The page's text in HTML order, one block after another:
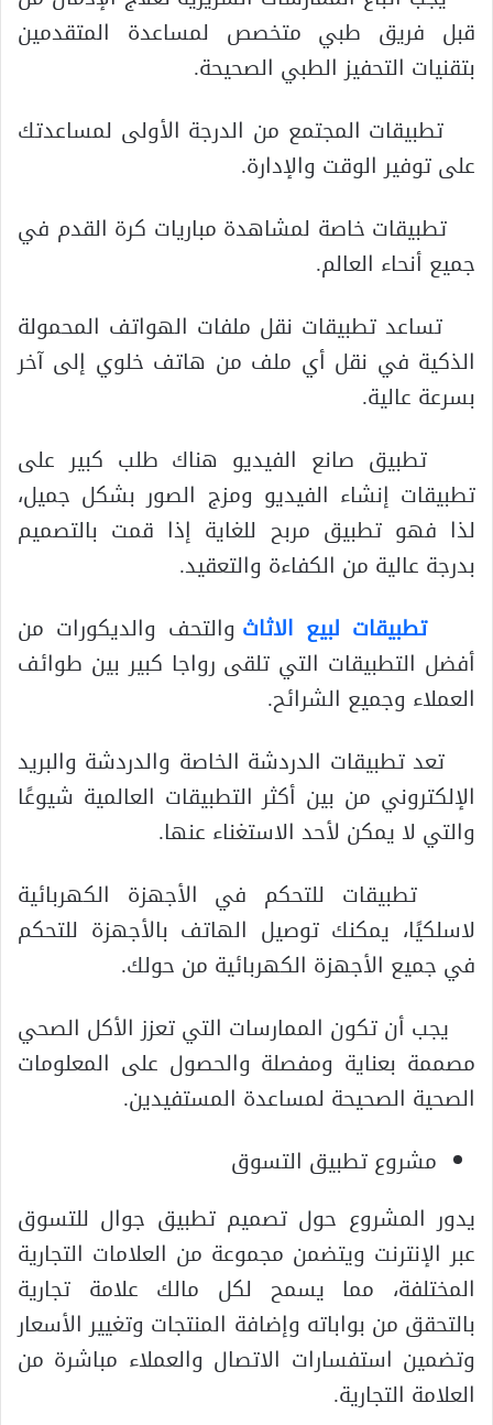
قبل فريق طبي متخصص لمساعدة المتقدمين
بتقنيات التحفيز الطبي الصحيحة.
تطبيقات المجتمع من الدرجة الأولى لمساعدتك
على توفير الوقت والإدارة.
تطبيقات خاصة لمشاهدة مباريات كرة القدم في
جميع أنحاء العالم.
تساعد تطبيقات نقل ملفات الهواتف المحمولة
الذكية في نقل أي ملف من هاتف خلوي إلى آخر
بسرعة عالية.
تطبيق صانع الفيديو هناك طلب كبير على
تطبيقات إنشاء الفيديو ومزج الصور بشكل جميل،
لذا فهو تطبيق مربح للغاية إذا قمت بالتصميم
بدرجة عالية من الكفاءة والتعقيد.
تطبيقات لبيع الاثاث والتحف والديكورات من
أفضل التطبيقات التي تلقى رواجا كبير بين طوائف
العملاء وجميع الشرائح.
تعد تطبيقات الدردشة الخاصة والدردشة والبريد
الإلكتروني من بين أكثر التطبيقات العالمية شيوعًا
والتي لا يمكن لأحد الاستغناء عنها.
تطبيقات للتحكم في الأجهزة الكهربائية
لاسلكيًا، يمكنك توصيل الهاتف بالأجهزة للتحكم
في جميع الأجهزة الكهربائية من حولك.
يجب أن تكون الممارسات التي تعزز الأكل الصحي
مصممة بعناية ومفصلة والحصول على المعلومات
الصحية الصحيحة لمساعدة المستفيدين.
مشروع تطبيق التسوق
يدور المشروع حول تصميم تطبيق جوال للتسوق
عبر الإنترنت ويتضمن مجموعة من العلامات التجارية
المختلفة، مما يسمح لكل مالك علامة تجارية
بالتحقق من بواباته وإضافة المنتجات وتغيير الأسعار
وتضمين استفسارات الاتصال والعملاء مباشرة من
العلامة التجارية.